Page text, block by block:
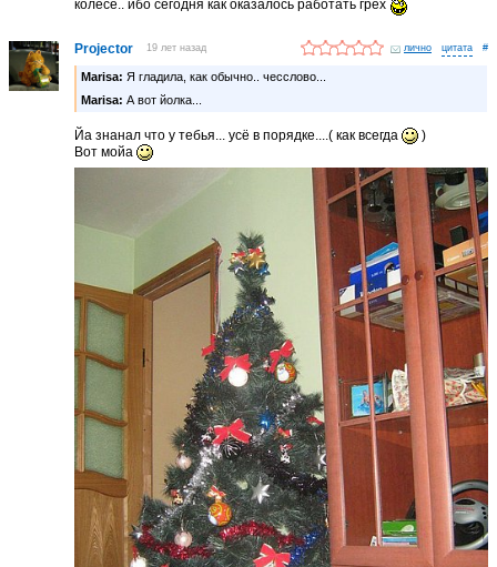
колесе.. ибо сегодня как оказалось работать грех
Projector 19 лет назад лично #
Marisa: Я гладила, как обычно.. чесслово...
Marisa: А вот йолка...
Йа знанал что у тебья... усё в порядке....( как всегда
)
Вот мойа